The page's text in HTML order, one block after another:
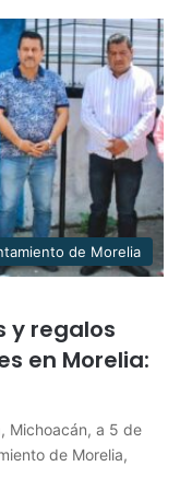
de Morelia
y regalos
en Morelia:
Michoacán, a 5 de
de Morelia,